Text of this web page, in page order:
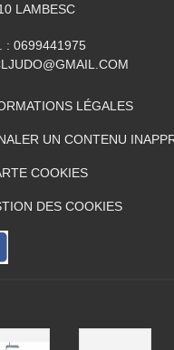
LAMBESC
: 0699441975
LÉGALES
UN CONTENU
COOKIES
DES COOKIES